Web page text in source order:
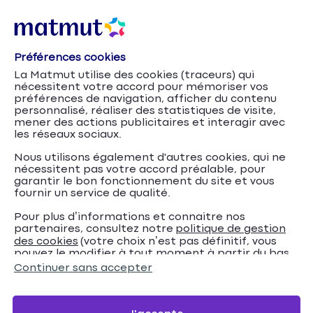
Accueil Assurance Habitation Conseils
Travaux et
sécurité : comment protéger son logement des
inondations ?
Préférences cookies
La Matmut utilise des cookies (traceurs) qui
nécessitent votre accord pour mémoriser vos
préférences de navigation, afficher du contenu
personnalisé, réaliser des statistiques de visite,
mener des actions publicitaires et interagir avec
les réseaux sociaux.
Nous utilisons également d'autres cookies, qui ne
nécessitent pas votre accord préalable, pour
garantir le bon fonctionnement du site et vous
fournir un service de qualité.
Pour plus d’informations et connaitre nos
partenaires, consultez notre politique de gestion
des cookies (votre choix n’est pas définitif, vous
pouvez le modifier à tout moment à partir du bas
de page de notre site).
Continuer sans accepter